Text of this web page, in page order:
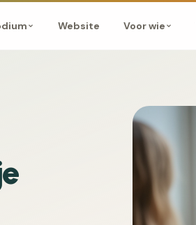
Website Voor wie